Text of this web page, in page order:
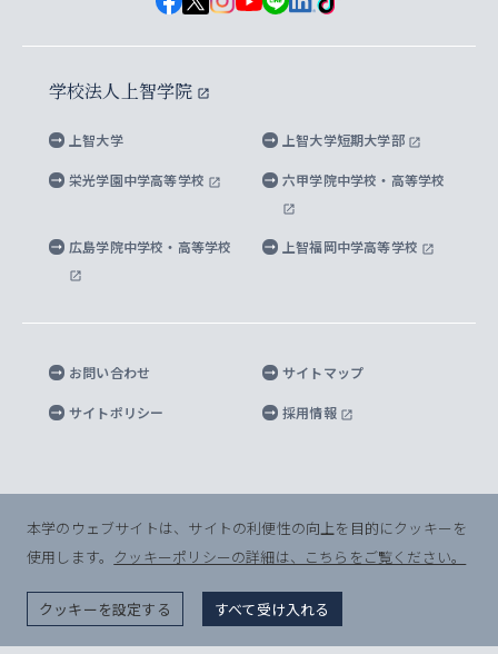
グローバル・スタディーズ研究科
水稀少社会研究センター
先進機械・構造材料イノベーションセンター
マイクロ波サイエンス研究センター
半導体研究所
生命倫理研究所
国による高等教育の修学支援新制度
大学院生対象の奨学金
海外留学する際の費用と奨学金
学外とのネットワーク
英文広報誌 SOPHIA magazine
上智大学ビジュアル・アイデンティティ
上智大学校歌 ・上智大学学生歌
上智大学への取材・キャンパスでの撮影について
上智大学の公開情報
上智大学の教育研究活動等の情報公表
内部質保証と自己点検・評価
キャンパス案内
四谷キャンパス 施設紹介
キャンパスへのアクセス
海外拠点
教職協働の取り組み
プライバシーポリシー
学校法人上智学院
上智大学 上智大学短期大学部
栄光学園中学高等学校 六甲学院中学校・高等学校
広島学院中学校・高等学校 上智福岡中学高等学校
お問い合わせ サイトマップ
サイトポリシー 採用情報
© Sophia University. All Rights Reserved.
本学のウェブサイトは、サイトの利便性の向上を目的にクッキーを
使用します。 クッキーポリシーの詳細は、こちらをご覧ください。
クッキーを設定する すべて受け入れる